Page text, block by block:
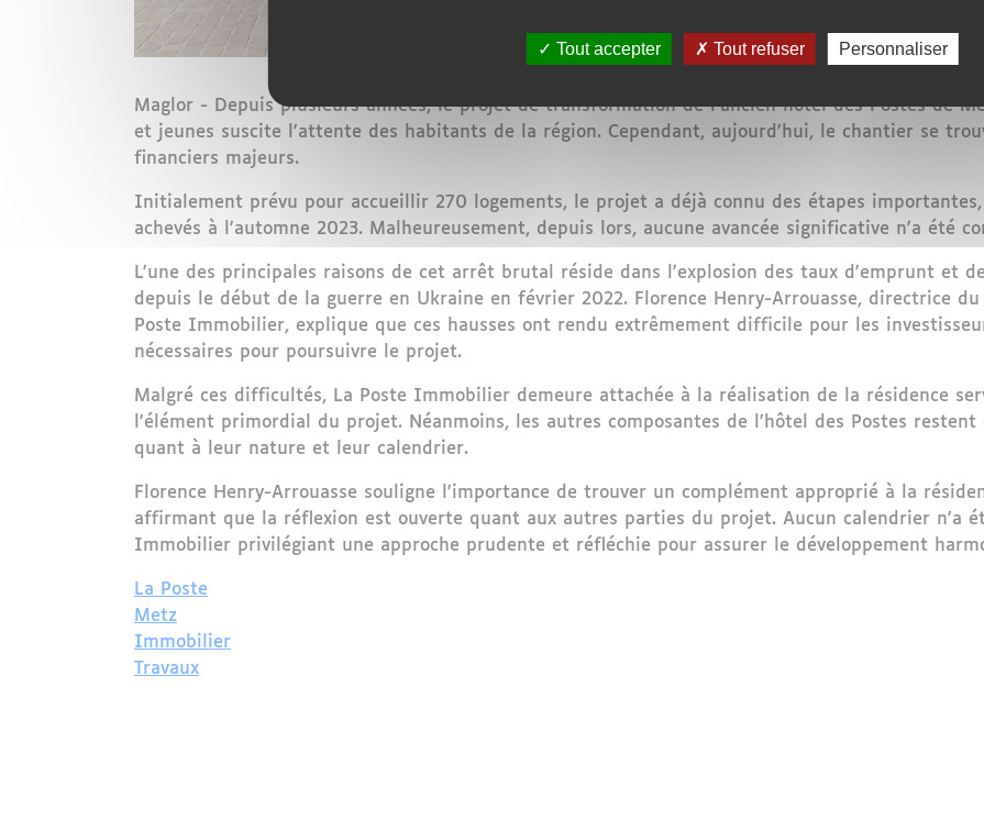
Maglor - Depuis plusieurs années, le projet de transformation de l'ancien hôtel des Postes de
et jeunes suscite l'attente des habitants de la région. Cependant, aujourd'hui, le chantier se
financiers majeurs.
Initialement prévu pour accueillir 270 logements, le projet a déjà connu des étapes
achevés à l'automne 2023. Malheureusement, depuis lors, aucune avancée significative n'a été
L'une des principales raisons de cet arrêt brutal réside dans l'explosion des taux d'emprunt et
depuis le début de la guerre en Ukraine en février 2022. Florence Henry-Arrouasse, directrice
Poste Immobilier, explique que ces hausses ont rendu extrêmement difficile pour les
nécessaires pour poursuivre le projet.
Malgré ces difficultés, La Poste Immobilier demeure attachée à la réalisation de la résidence
l'élément primordial du projet. Néanmoins, les autres composantes de l'hôtel des Postes
quant à leur nature et leur calendrier.
Florence Henry-Arrouasse souligne l'importance de trouver un complément approprié à la
affirmant que la réflexion est ouverte quant aux autres parties du projet. Aucun calendrier n'a
Immobilier privilégiant une approche prudente et réfléchie pour assurer le développement
La Poste
Metz
Immobilier
Travaux
Tout accepter Tout refuser Personnaliser